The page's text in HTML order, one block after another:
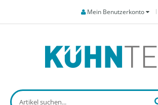
Mein Benutzerkonto